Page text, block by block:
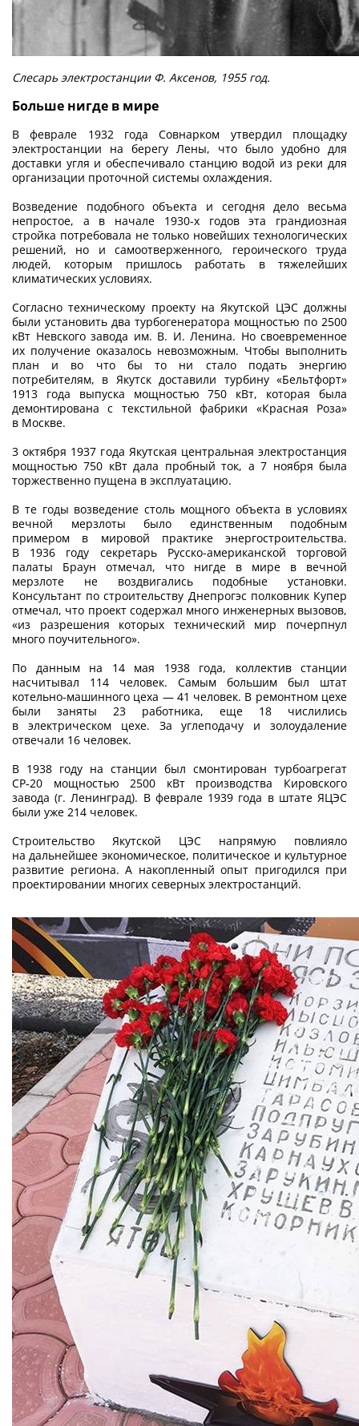
Слесарь электростанции Ф. Аксенов, 1955 год.
Больше нигде в мире
В феврале 1932 года Совнарком утвердил площадку
электростанции на берегу Лены, что было удобно для
доставки угля и обеспечивало станцию водой из реки для
организации проточной системы охлаждения.
Возведение подобного объекта и сегодня дело весьма
непростое, а в начале 1930-х годов эта грандиозная
стройка потребовала не только новейших технологических
решений, но и само­отверженного, героического труда
людей, которым пришлось работать в тяжелейших
климатических условиях.
Согласно техническому проекту на Якутской ЦЭС должны
были установить два турбогенератора мощностью по 2500
кВт Невского завода им. В. И. Ленина. Но своевременное
их получение оказалось невозможным. Чтобы выполнить
план и во что бы то ни стало подать энергию
потребителям, в Якутск доставили турбину «Бельтфорт»
1913 года выпуска мощностью 750 кВт, которая была
демонтирована с текстильной фабрики «Красная Роза»
в Москве.
3 октября 1937 года Якутская центральная электростанция
мощностью 750 кВт дала пробный ток, а 7 ноября была
торжественно пущена в эксплуатацию.
В те годы возведение столь мощного объекта в условиях
вечной мерзлоты было единственным подобным
примером в мировой практике энергостроительства.
В 1936 году секретарь Русско-американской торговой
палаты Браун отмечал, что нигде в мире в вечной
мерзлоте не воздвигались подобные установки.
Консультант по строительству Днепрогэс полковник Купер
отмечал, что проект содержал много инженерных вызовов,
«из разрешения которых технический мир почерпнул
много поучительного».
По данным на 14 мая 1938 года, коллектив станции
насчитывал 114 человек. Самым большим был штат
котельно-машинного цеха — 41 человек. В ремонтном цехе
были заняты 23 работника, еще 18 числились
в электрическом цехе. За углеподачу и золоудаление
отвечали 16 человек.
В 1938 году на станции был смонтирован турбоагрегат
СР‑20 мощностью 2500 кВт производства Кировского
завода (г. Ленинград). В феврале 1939 года в штате ЯЦЭС
были уже 214 человек.
Строительство Якутской ЦЭС напрямую повлияло
на дальнейшее экономическое, политическое и культурное
развитие региона. А накопленный опыт пригодился при
проектировании многих северных электростанций.